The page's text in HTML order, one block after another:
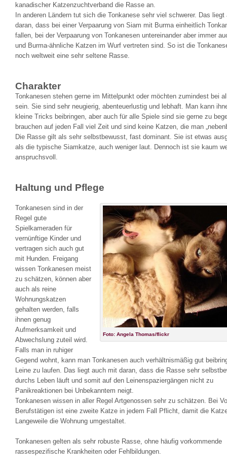
kanadischer Katzenzuchtverband die Rasse an.
In anderen Ländern tut sich die Tonkanese sehr viel schwerer. Das liegt
daran, dass bei einer Verpaarung von Siam mit Burma einheitlich
fallen, bei der Verpaarung von Tonkanesen untereinander aber immer
und Burma-ähnliche Katzen im Wurf vertreten sind. So ist die
noch weltweit eine sehr seltene Rasse.
Charakter
Tonkanesen stehen gerne im Mittelpunkt oder möchten zumindest bei
sein. Sie sind sehr neugierig, abenteuerlustig und lebhaft. Man kann
kleine Tricks beibringen, aber auch für alle Spiele sind sie gerne zu
brauchen auf jeden Fall viel Zeit und sind keine Katzen, die man
Die Rasse gilt als sehr selbstbewusst, fast dominant. Sie ist etwas
als die typische Siamkatze, auch weniger laut. Dennoch ist sie kaum
anspruchsvoll.
Haltung und Pflege
Foto: Angela Thomas/flickr
Tonkanesen sind in der
Regel gute
Spielkameraden für
vernünftige Kinder und
vertragen sich auch gut
mit Hunden. Freigang
wissen Tonkanesen meist
zu schätzen, können aber
auch als reine
Wohnungskatzen
gehalten werden, falls
ihnen genug
Aufmerksamkeit und
Abwechslung zuteil wird.
Falls man in ruhiger
Gegend wohnt, kann man Tonkanesen auch verhältnismäßig gut
Leine zu laufen. Das liegt auch mit daran, dass die Rasse sehr
durchs Leben läuft und somit auf den Leinenspaziergängen nicht zu
Panikreaktionen bei Unbekanntem neigt.
Tonkanesen wissen in aller Regel Artgenossen sehr zu schätzen. Bei
Berufstätigen ist eine zweite Katze in jedem Fall Pflicht, damit die
Langeweile die Wohnung umgestaltet.
Tonkanesen gelten als sehr robuste Rasse, ohne häufig vorkommende
rassespezifische Krankheiten oder Fehlbildungen.